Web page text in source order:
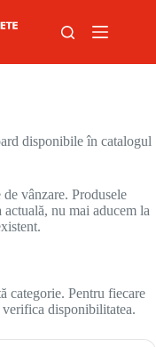
disponibile în catalogul
vânzare. Produsele
nu mai aducem la
categorie. Pentru fiecare
disponibilitatea.